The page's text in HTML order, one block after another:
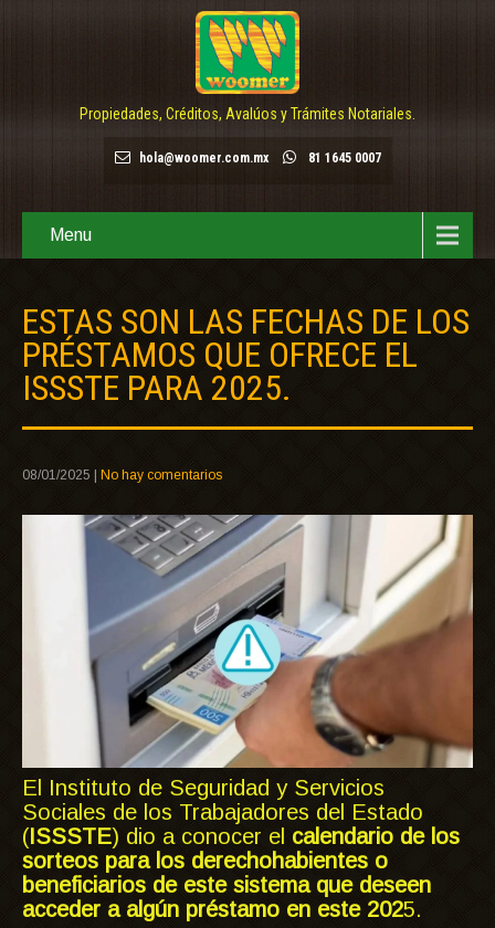
Propiedades, Créditos, Avalúos y Trámites Notariales.
hola@woomer.com.mx 81 1645 0007
Menu
ESTAS SON LAS FECHAS DE LOS
PRÉSTAMOS QUE OFRECE EL
ISSSTE PARA 2025.
08/01/2025 No hay comentarios
El Instituto de Seguridad y Servicios
Sociales de los Trabajadores del Estado
(ISSSTE) dio a conocer el calendario de los
sorteos para los derechohabientes o
beneficiarios de este sistema que deseen
acceder a algún préstamo en este 2025.